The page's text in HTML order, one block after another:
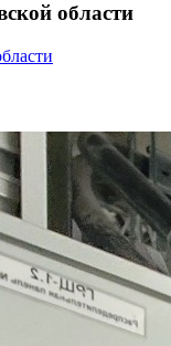
области